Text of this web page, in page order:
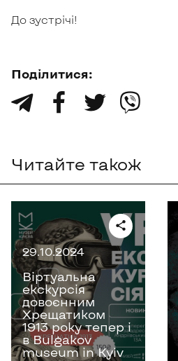
До зустрічі!
Поділитися:
󰀙 󰀃 󰀚 󰀔
Читайте також
29.10.2024
Віртуальна
екскурсія
довоєнним
Хрещатиком
1913 року тепер і
в Bulgakov
museum in Kyiv